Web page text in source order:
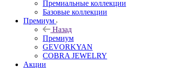
Премиальные коллекции
Базовые коллекции
Премиум
Назад
Премиум
GEVORKYAN
COBRA JEWELRY
Акции